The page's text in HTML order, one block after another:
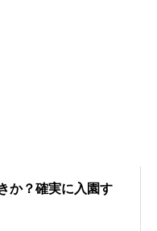
か？確実に入園す